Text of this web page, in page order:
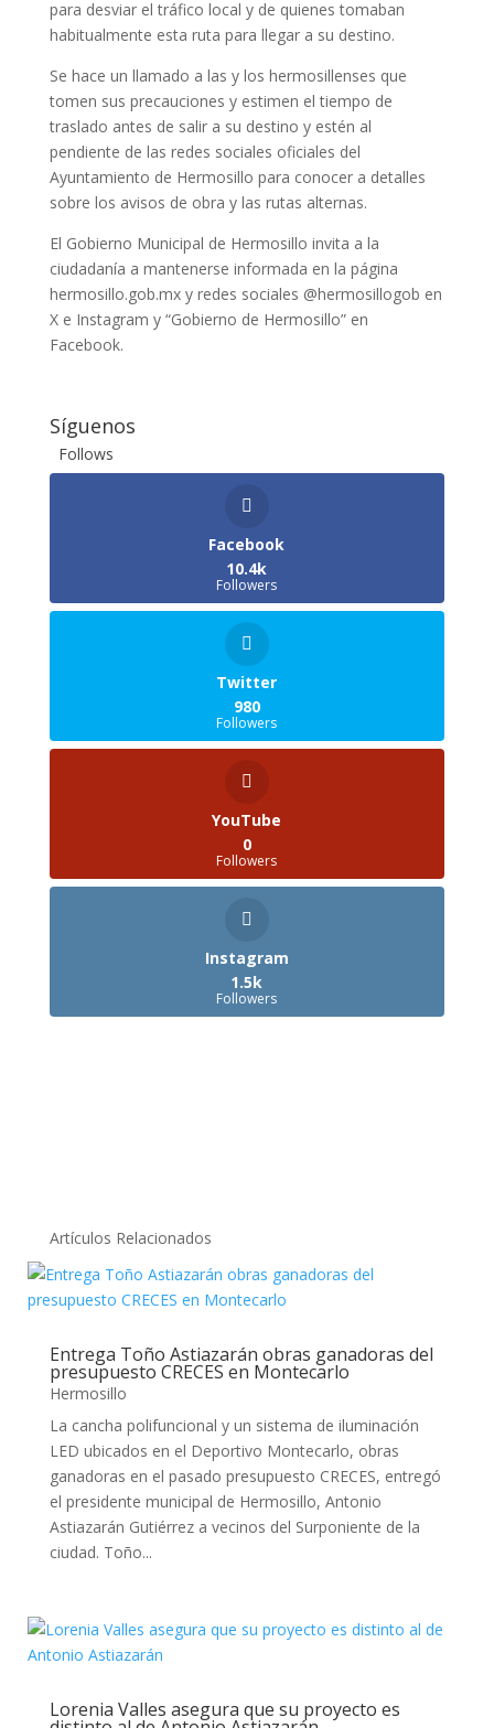
para desviar el tráfico local y de quienes tomaban
habitualmente esta ruta para llegar a su destino.
Se hace un llamado a las y los hermosillenses que
tomen sus precauciones y estimen el tiempo de
traslado antes de salir a su destino y estén al
pendiente de las redes sociales oficiales del
Ayuntamiento de Hermosillo para conocer a detalles
sobre los avisos de obra y las rutas alternas.
El Gobierno Municipal de Hermosillo invita a la
ciudadanía a mantenerse informada en la página
hermosillo.gob.mx y redes sociales @hermosillogob en
X e Instagram y “Gobierno de Hermosillo” en
Facebook.
Síguenos
Follows
Facebook
10.4k
Followers
Twitter
980
Followers
YouTube
0
Followers
Instagram
1.5k
Followers
Artículos Relacionados
Entrega Toño Astiazarán obras ganadoras del
presupuesto CRECES en Montecarlo
Hermosillo
La cancha polifuncional y un sistema de iluminación
LED ubicados en el Deportivo Montecarlo, obras
ganadoras en el pasado presupuesto CRECES, entregó
el presidente municipal de Hermosillo, Antonio
Astiazarán Gutiérrez a vecinos del Surponiente de la
ciudad. Toño...
Lorenia Valles asegura que su proyecto es